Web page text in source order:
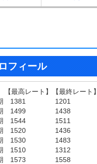
フィール
高レート】【最終レート】
期 1381 1201
1499 1438 924
1544 1511 1116
1520 1436 905
1530 1483 421
1510 1312 543
期 1573 1558 107